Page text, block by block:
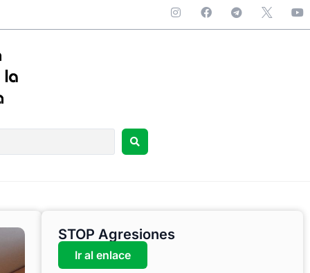
STOP Agresiones
Ir al enlace